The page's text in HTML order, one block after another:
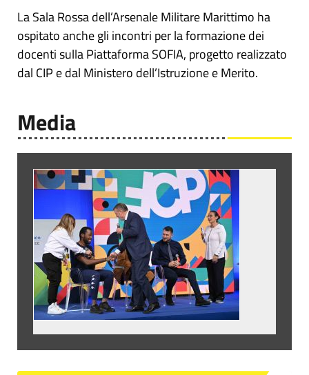
La Sala Rossa dell’Arsenale Militare Marittimo ha
ospitato anche gli incontri per la formazione dei
docenti sulla Piattaforma SOFIA, progetto realizzato
dal CIP e dal Ministero dell’Istruzione e Merito.
Media